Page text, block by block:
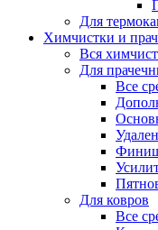
Для
Химчистки и
Вся
Для
Все
Для ковров
Все